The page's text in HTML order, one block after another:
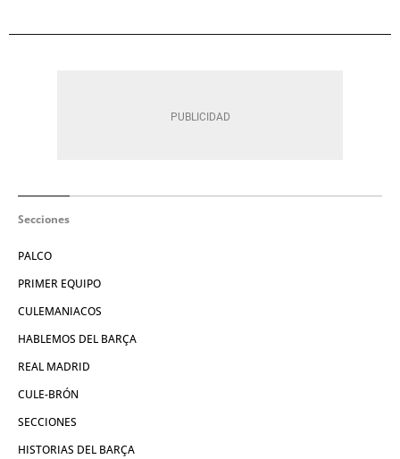
Secciones
PALCO
PRIMER EQUIPO
CULEMANIACOS
HABLEMOS DEL BARÇA
REAL MADRID
CULE-BRÓN
SECCIONES
HISTORIAS DEL BARÇA